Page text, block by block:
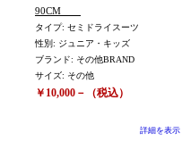
90CM
タイプ: セミドライスーツ
性別: ジュニア・キッズ
ブランド: その他BRAND
サイズ: その他
￥10,000－（税込）
詳細を表示